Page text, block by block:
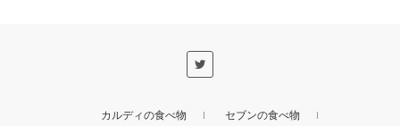
カルディの食べ物 セブンの食べ物